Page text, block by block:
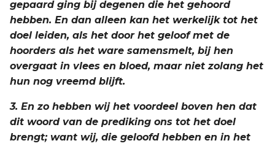
gepaard ging bij degenen die het gehoord
hebben. En dan alleen kan het werkelijk tot het
doel leiden, als het door het geloof met de
hoorders als het ware samensmelt, bij hen
overgaat in vlees en bloed, maar niet zolang het
hun nog vreemd blijft.
3. En zo hebben wij het voordeel boven hen dat
dit woord van de prediking ons tot het doel
brengt; want wij, die geloofd hebben en in het